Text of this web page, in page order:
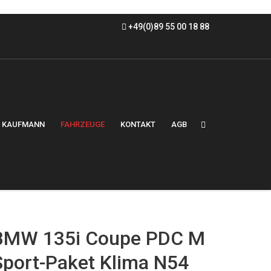
+49(0)89 55 00 18 88
KAUFMANN FAHRZEUGE KONTAKT AGB
135i Coupe PDC M
Paket Klima N54